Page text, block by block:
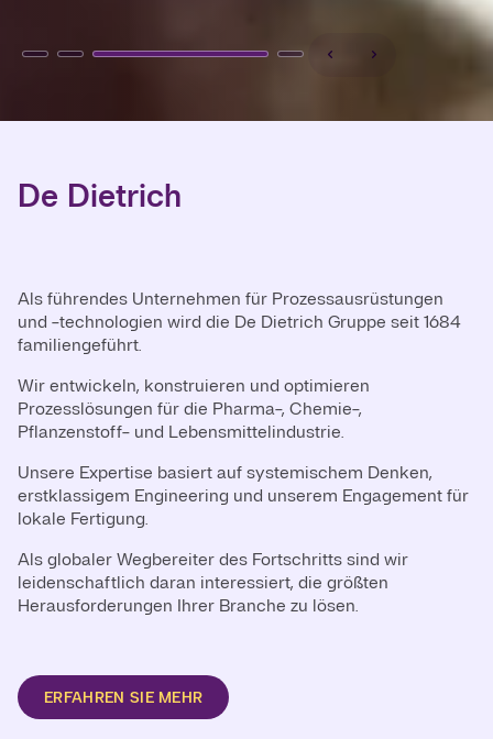
De Dietrich
Als führendes Unternehmen für Prozessausrüstungen
und -technologien wird die De Dietrich Gruppe seit 1684
familiengeführt.
Wir entwickeln, konstruieren und optimieren
Prozesslösungen für die Pharma-, Chemie-,
Pflanzenstoff- und Lebensmittelindustrie.
Unsere Expertise basiert auf systemischem Denken,
erstklassigem Engineering und unserem Engagement für
lokale Fertigung.
Als globaler Wegbereiter des Fortschritts sind wir
leidenschaftlich daran interessiert, die größten
Herausforderungen Ihrer Branche zu lösen.
ERFAHREN SIE MEHR